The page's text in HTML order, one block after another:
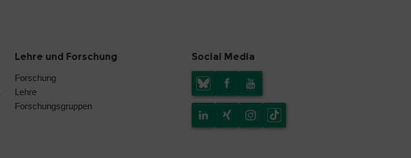
Lehre und Forschung
Forschung
Lehre
Forschungsgruppen
Social Media